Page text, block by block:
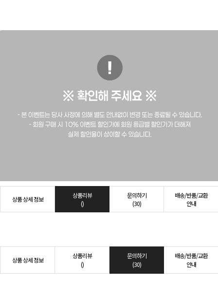
상품 상세 정보
상품리뷰
()
문의하기
(30)
배송/반품/교환
안내
상품 상세 정보
상품리뷰
()
문의하기
(30)
배송/반품/교환
안내